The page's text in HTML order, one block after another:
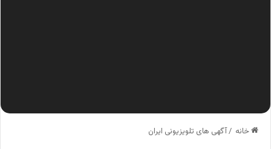
خانه /آگهی های تلویزیونی ایران